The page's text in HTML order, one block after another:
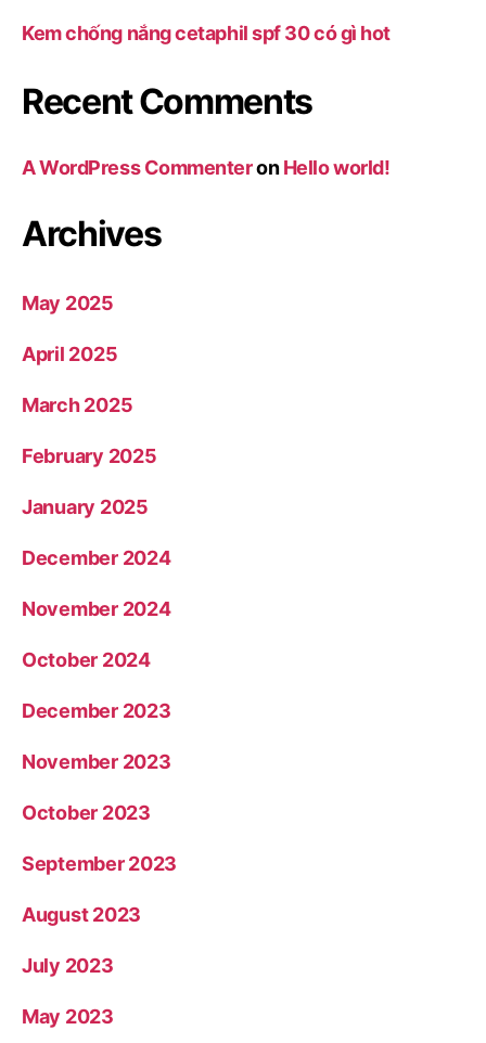
Kem chống nắng cetaphil spf 30 có gì hot
Recent Comments
A WordPress CommenteronHello world!
Archives
May 2025
April 2025
March 2025
February 2025
January 2025
December 2024
November 2024
October 2024
December 2023
November 2023
October 2023
September 2023
August 2023
July 2023
May 2023